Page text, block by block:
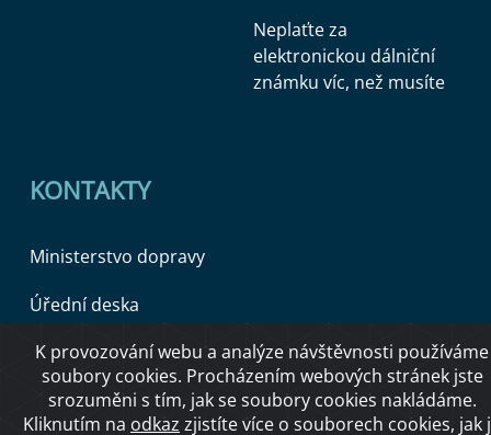
Neplaťte za
elektronickou dálniční
známku víc, než musíte
KONTAKTY
Ministerstvo dopravy
Úřední deska
Copyright © 2026 Ministerstvo dopravy ČR
K provozování webu a analýze návštěvnosti používáme
soubory cookies. Procházením webových stránek jste
srozuměni s tím, jak se soubory cookies nakládáme.
Kliknutím na odkaz zjistíte více o souborech cookies, jak